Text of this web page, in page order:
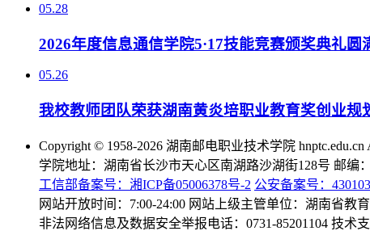
05.28
2026年度信息通信学院5·17技能竞赛颁奖典礼圆
05.26
我校教师团队荣获湖南黄炎培职业教育奖创业规
Copyright © 1958-2026 湖南邮电职业技术学院 hnptc.edu.cn
学院地址：湖南省长沙市天心区南湖路沙湖街128号 邮编
工信部备案号：湘ICP备05006378号-2 公安备案号：
网站开放时间：7:00-24:00 网站上级主管单位：湖南省教
非法网络信息及数据安全举报电话：0731-85201104 技术